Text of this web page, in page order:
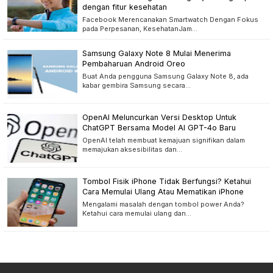
dengan fitur kesehatan
Facebook Merencanakan Smartwatch Dengan Fokus
pada Perpesanan, KesehatanJam…
Samsung Galaxy Note 8 Mulai Menerima
Pembaharuan Android Oreo
Buat Anda pengguna Samsung Galaxy Note 8, ada
kabar gembira Samsung secara…
OpenAI Meluncurkan Versi Desktop Untuk
ChatGPT Bersama Model AI GPT-4o Baru
OpenAI telah membuat kemajuan signifikan dalam
memajukan aksesibilitas dan…
Tombol Fisik iPhone Tidak Berfungsi? Ketahui
Cara Memulai Ulang Atau Mematikan iPhone
Mengalami masalah dengan tombol power Anda?
Ketahui cara memulai ulang dan…